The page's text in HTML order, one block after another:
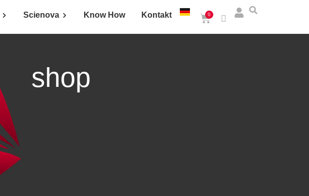
Scienova Know How Kontakt 0
shop